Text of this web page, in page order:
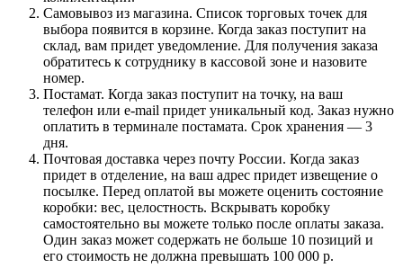
Самовывоз из магазина. Список торговых точек для
выбора появится в корзине. Когда заказ поступит на
склад, вам придет уведомление. Для получения заказа
обратитесь к сотруднику в кассовой зоне и назовите
номер.
Постамат. Когда заказ поступит на точку, на ваш
телефон или e-mail придет уникальный код. Заказ нужно
оплатить в терминале постамата. Срок хранения — 3
дня.
Почтовая доставка через почту России. Когда заказ
придет в отделение, на ваш адрес придет извещение о
посылке. Перед оплатой вы можете оценить состояние
коробки: вес, целостность. Вскрывать коробку
самостоятельно вы можете только после оплаты заказа.
Один заказ может содержать не больше 10 позиций и
его стоимость не должна превышать 100 000 р.